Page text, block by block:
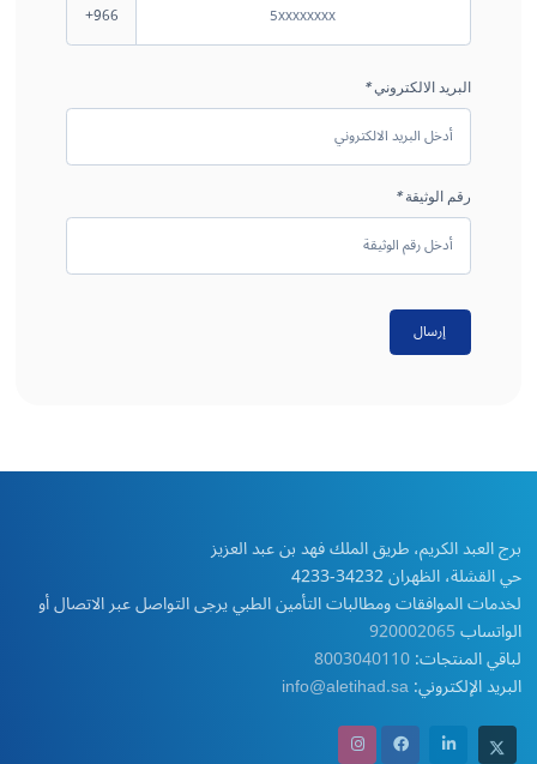
+966
البريد الالكتروني*
رقم الوثيقة*
إرسال
برج العبد الكريم، طريق الملك فهد بن عبد العزيز
حي القشلة، الظهران 34232-4233
لخدمات الموافقات ومطالبات التأمين الطبي يرجى التواصل عبر الاتصال أو
الواتساب920002065
لباقي المنتجات:8003040110
البريد الإلكتروني:info@aletihad.sa